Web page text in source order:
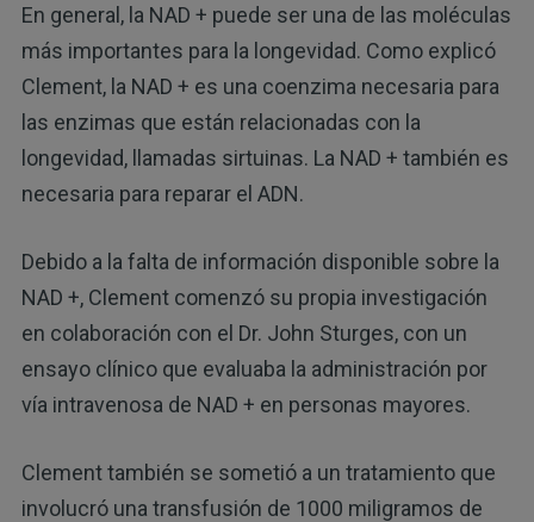
En general, la NAD + puede ser una de las moléculas
más importantes para la longevidad. Como explicó
Clement, la NAD + es una coenzima necesaria para
las enzimas que están relacionadas con la
longevidad, llamadas sirtuinas. La NAD + también es
necesaria para reparar el ADN.
Debido a la falta de información disponible sobre la
NAD +, Clement comenzó su propia investigación
en colaboración con el Dr. John Sturges, con un
ensayo clínico que evaluaba la administración por
vía intravenosa de NAD + en personas mayores.
Clement también se sometió a un tratamiento que
involucró una transfusión de 1000 miligramos de